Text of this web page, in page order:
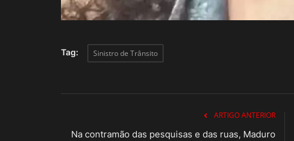
Tag: Sinistro de Trânsito
ARTIGO ANTERIOR
Na contramão das pesquisas e das ruas, Maduro